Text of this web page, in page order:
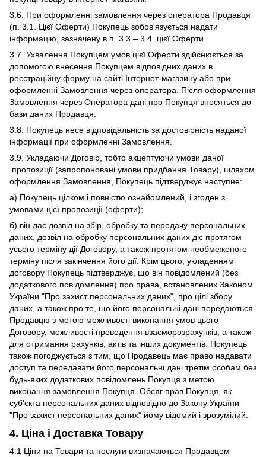
3.6. При оформленні замовлення через оператора Продавця
(п. 3.1. Цієї Оферти) Покупець зобов'язується надати
інформацію, зазначену в п. 3.3 – 3.4. цієї Оферти.
3.7. Ухвалення Покупцем умов цієї Оферти здійснюється за
допомогою внесення Покупцем відповідних даних в
реєстраційну форму на сайті Інтернет-магазину або при
оформленні Замовлення через оператора. Після оформлення
Замовлення через Оператора дані про Покупця вносяться до
бази даних Продавця.
3.8. Покупець несе відповідальність за достовірність наданої
інформації при оформленні Замовлення.
3.9. Укладаючи Договір, тобто акцептуючи умови даної
пропозиції (запропоновані умови придбання Товару), шляхом
оформлення Замовлення, Покупець підтверджує наступне:
а) Покупець цілком і повністю ознайомлений, і згоден з
умовами цієї пропозиції (оферти);
б) він дає дозвіл на збір, обробку та передачу персональних
даних, дозвіл на обробку персональних даних діє протягом
усього терміну дії Договору, а також протягом необмеженого
терміну після закінчення його дії. Крім цього, укладенням
договору Покупець підтверджує, що він повідомлений (без
додаткового повідомлення) про права, встановлених Законом
України "Про захист персональних даних", про цілі збору
даних, а також про те, що його персональні дані передаються
Продавцю з метою можливості виконання умов цього
Договору, можливості проведення взаєморозрахунків, а також
для отримання рахунків, актів та інших документів. Покупець
також погоджується з тим, що Продавець має право надавати
доступ та передавати його персональні дані третім особам без
будь-яких додаткових повідомлень Покупця з метою
виконання замовлення Покупця. Обсяг прав Покупця, як
суб'єкта персональних даних відповідно до Закону України
"Про захист персональних даних" йому відомий і зрозумілий.
4. Ціна і Доставка Товару
4.1 Ціни на Товари та послуги визначаються Продавцем